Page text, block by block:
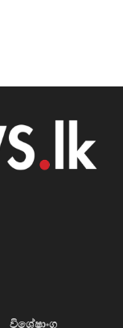
විශේෂාංග